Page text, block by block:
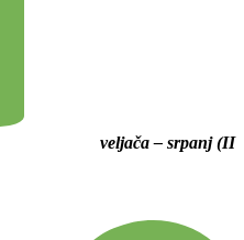
veljača – srpanj (II